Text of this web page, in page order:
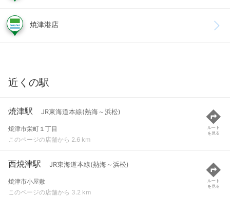
焼津港店
近くの駅
焼津駅 JR東海道本線(熱海～浜松)
焼津市栄町１丁目
このページの店舗から 2.6 km
ルート
を見る
西焼津駅 JR東海道本線(熱海～浜松)
焼津市小屋敷
このページの店舗から 3.2 km
ルート
を見る